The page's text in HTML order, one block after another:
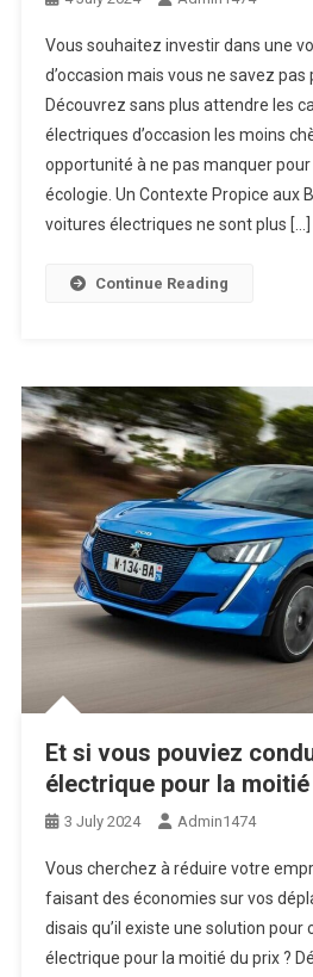
Vous souhaitez investir dans une
d’occasion mais vous ne savez
Découvrez sans plus attendre les
électriques d’occasion les moins
opportunité à ne pas manquer
écologie. Un Contexte Propice aux
voitures électriques ne sont plus […]
Continue Reading
Et si vous pouviez
électrique pour la
3 July 2024 Admin1474
Vous cherchez à réduire votre
faisant des économies sur vos
disais qu’il existe une solution pour
électrique pour la moitié du prix ?